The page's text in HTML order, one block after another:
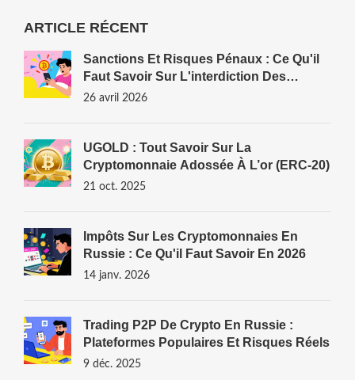
ARTICLE RÉCENT
Sanctions Et Risques Pénaux : Ce Qu'il
Faut Savoir Sur L'interdiction Des
Cryptos Dans Le Monde
26 avril 2026
UGOLD : Tout Savoir Sur La
Cryptomonnaie Adossée À L’or (ERC‑20)
21 oct. 2025
Impôts Sur Les Cryptomonnaies En
Russie : Ce Qu'il Faut Savoir En 2026
14 janv. 2026
Trading P2P De Crypto En Russie :
Plateformes Populaires Et Risques Réels
9 déc. 2025